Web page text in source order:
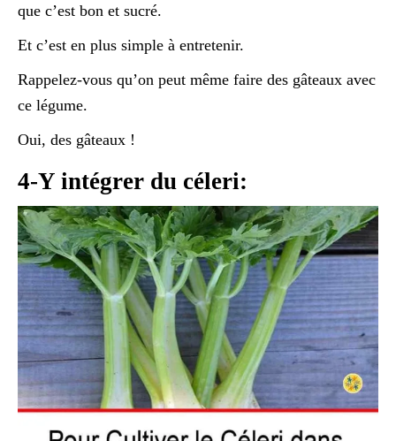
que c’est bon et sucré.
Et c’est en plus simple à entretenir.
Rappelez-vous qu’on peut même faire des gâteaux avec
ce légume.
Oui, des gâteaux !
4-Y intégrer du céleri: